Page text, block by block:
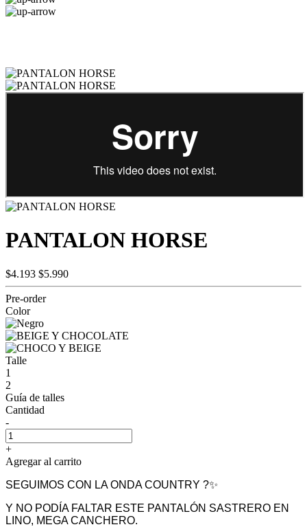
PANTALON HORSE
$4.193 $5.990
Pre-order
Color
Talle
1
2
Guía de talles
Cantidad
-
+
Agregar al carrito
SEGUIMOS CON LA ONDA COUNTRY ?✨
Y NO PODÍA FALTAR ESTE PANTALÓN SASTRERO EN
LINO, MEGA CANCHERO.